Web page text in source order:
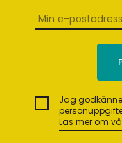
Jag
Läs mer om